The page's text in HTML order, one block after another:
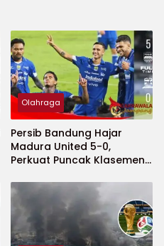
Olahraga
Persib Bandung Hajar
Madura United 5-0,
Perkuat Puncak Klasemen